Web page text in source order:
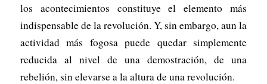
los acontecimientos constituye el elemento más
indispensable de la revolución. Y, sin embargo, aun la
actividad más fogosa puede quedar simplemente
reducida al nivel de una demostración, de una
rebelión, sin elevarse a la altura de una revolución.